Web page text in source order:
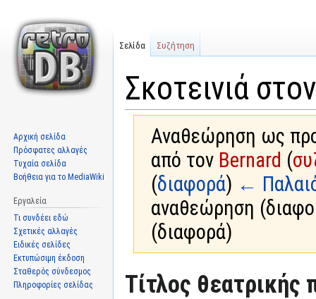
Σκοτεινιά
Αναθεώρηση ως
από τον Bernard (
(διαφορά) ←
αναθεώρηση
(διαφορά)
Μετάβαση
στην
Πήδηση
στην
Τίτλος θεατρικής
Σελίδα Συζήτηση
Αρχική σελίδα
Πρόσφατες αλλαγές
Τυχαία σελίδα
Βοήθεια για το MediaWiki
Εργαλεία
Τι συνδέει εδώ
Σχετικές αλλαγές
Ειδικές σελίδες
Εκτυπώσιμη έκδοση
Σταθερός σύνδεσμος
Πληροφορίες σελίδας